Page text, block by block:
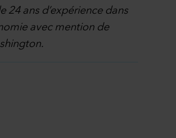
ans d’expérience dans
avec mention de